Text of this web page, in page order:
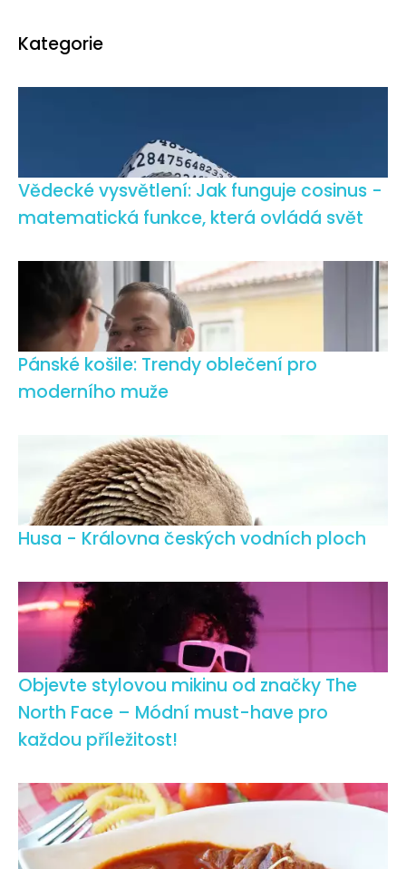
Kategorie
Vědecké vysvětlení: Jak funguje cosinus -
matematická funkce, která ovládá svět
Pánské košile: Trendy oblečení pro
moderního muže
Husa - Královna českých vodních ploch
Objevte stylovou mikinu od značky The
North Face – Módní must-have pro
každou příležitost!